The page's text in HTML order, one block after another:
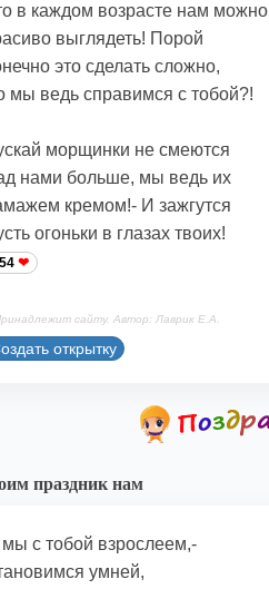
в каждом возрасте нам можно
выглядеть! Порой
это сделать сложно,
мы ведь справимся с тобой?!
морщинки не смеются
нами больше, мы ведь их
кремом!- И зажгутся
огоньки в глазах твоих!
сайту. Автор: Лаврик Е.А.
открытку
праздник нам
с тобой взрослеем,-
умней,